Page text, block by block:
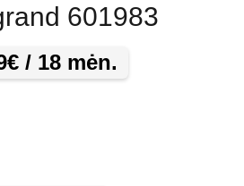
601983
€ / 18 mėn.